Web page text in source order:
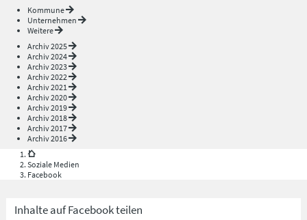
Kommune
Unternehmen
Weitere
Archiv 2025
Archiv 2024
Archiv 2023
Archiv 2022
Archiv 2021
Archiv 2020
Archiv 2019
Archiv 2018
Archiv 2017
Archiv 2016
Soziale Medien
Facebook
Inhalte auf Facebook teilen